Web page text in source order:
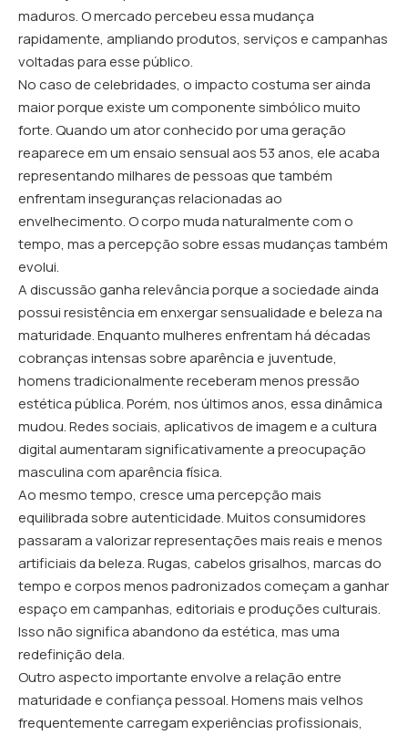
maduros. O mercado percebeu essa mudança
rapidamente, ampliando produtos, serviços e campanhas
voltadas para esse público.
No caso de celebridades, o impacto costuma ser ainda
maior porque existe um componente simbólico muito
forte. Quando um ator conhecido por uma geração
reaparece em um ensaio sensual aos 53 anos, ele acaba
representando milhares de pessoas que também
enfrentam inseguranças relacionadas ao
envelhecimento. O corpo muda naturalmente com o
tempo, mas a percepção sobre essas mudanças também
evolui.
A discussão ganha relevância porque a sociedade ainda
possui resistência em enxergar sensualidade e beleza na
maturidade. Enquanto mulheres enfrentam há décadas
cobranças intensas sobre aparência e juventude,
homens tradicionalmente receberam menos pressão
estética pública. Porém, nos últimos anos, essa dinâmica
mudou. Redes sociais, aplicativos de imagem e a cultura
digital aumentaram significativamente a preocupação
masculina com aparência física.
Ao mesmo tempo, cresce uma percepção mais
equilibrada sobre autenticidade. Muitos consumidores
passaram a valorizar representações mais reais e menos
artificiais da beleza. Rugas, cabelos grisalhos, marcas do
tempo e corpos menos padronizados começam a ganhar
espaço em campanhas, editoriais e produções culturais.
Isso não significa abandono da estética, mas uma
redefinição dela.
Outro aspecto importante envolve a relação entre
maturidade e confiança pessoal. Homens mais velhos
frequentemente carregam experiências profissionais,